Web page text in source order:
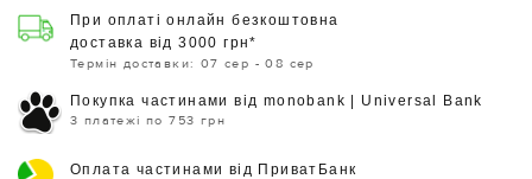
При оплаті онлайн безкоштовна
доставка від 3000 грн*
Термін доставки: 07 сер - 08 сер
Покупка частинами від monobank | Universal Bank
3 платежі по 753 грн
Оплата частинами від ПриватБанк